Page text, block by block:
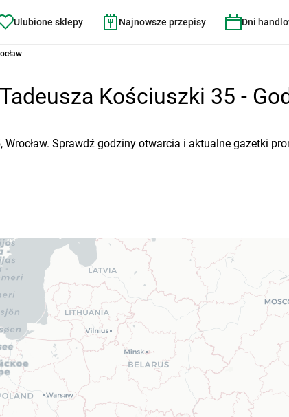
Ulubione sklepy Najnowsze przepisy Dni
Kościuszki 35 -
Sprawdź godziny otwarcia i aktualne gazetki